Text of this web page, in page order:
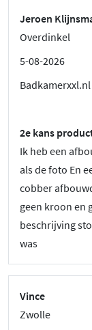
Jeroen
Overdinkel
5-08-2026
Badkamerxxl.nl
2e kans
Ik heb een
als de foto En
cobber
geen kroon en
beschrijving
was
Vince
Zwolle